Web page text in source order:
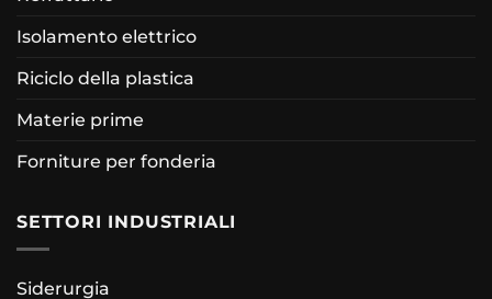
Isolamento elettrico
Riciclo della plastica
Materie prime
Forniture per fonderia
SETTORI INDUSTRIALI
Siderurgia